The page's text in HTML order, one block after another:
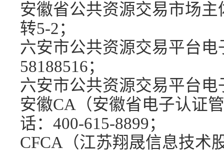
安徽省公共资源交易市场
转5-2；
六安市公共资源交易平台
58188516；
六安市公共资源交易平台电
安徽CA（安徽省电子认证
话：400-615-8899；
CFCA（江苏翔晟信息技术